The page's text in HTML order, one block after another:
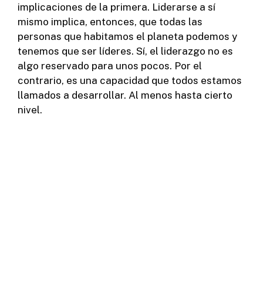
implicaciones de la primera. Liderarse a sí
mismo implica, entonces, que todas las
personas que habitamos el planeta podemos y
tenemos que ser líderes. Sí, el liderazgo no es
algo reservado para unos pocos. Por el
contrario, es una capacidad que todos estamos
llamados a desarrollar. Al menos hasta cierto
nivel.